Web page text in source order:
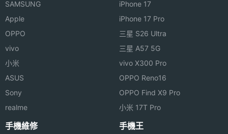
SAMSUNG
Apple
OPPO
vivo
小米
ASUS
Sony
realme
iPhone 17
iPhone 17 Pro
三星 S26 Ultra
三星 A57 5G
vivo X300 Pro
OPPO Reno16
OPPO Find X9 Pro
小米 17T Pro
手機維修 手機王